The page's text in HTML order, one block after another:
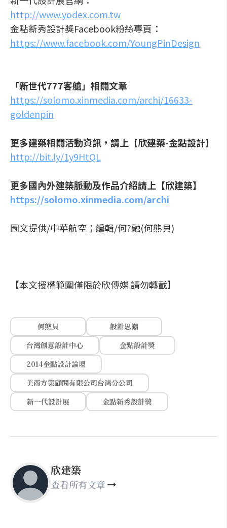
http://www.yodex.com.tw
金點新秀設計獎Facebook粉絲專頁：
https://www.facebook.com/YoungPinDesign
「新世代777客艙」相關文章
https://solomo.xinmedia.com/archi/16633-
goldenpin
更多建築相關活動資訊，請上【欣建築-金點設計】
http://bit.ly/1y9HtQL
更多國內外建築脈動及作品介紹請上【欣建築】
https://solomo.xinmedia.com/archi
圖文提供/中華航空；編輯/何?融(何熊貝)
【本文授權範圍僅限於欣傳媒 請勿轉載】
何熊貝
設計思潮
台灣創意設計中心
金點設計獎
2014金點設計論壇
美商方策顧問有限公司台灣分公司
新一代設計展
金點新秀設計獎
欣建築
查看所有文章